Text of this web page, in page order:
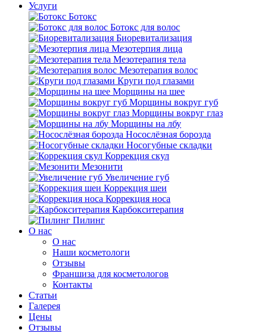
Услуги
Ботокс
Ботокс для волос
Биоревитализация
Мезотерпия лица
Мезотерапия тела
Мезотерапия волос
Круги под глазами
Морщины на шее
Морщины вокруг губ
Морщины вокруг глаз
Морщины на лбу
Носослёзная борозда
Носогубные складки
Коррекция скул
Мезонити
Увеличение губ
Коррекция шеи
Коррекция носа
Карбокситерапия
Пилинг
O нас
O нас
Наши косметологи
Отзывы
Франшиза для косметологов
Контакты
Статьи
Галерея
Цены
Отзывы